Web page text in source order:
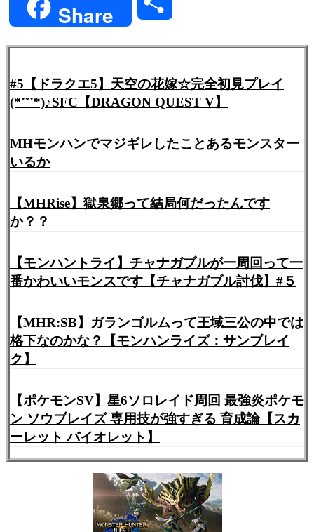
Share
#5【ドラクエ5】天空の花嫁☆完全初見プレイ
(*˙˘˙*)♪SFC【DRAGON QUEST V】
MHモンハンでマジギレしたことあるモンスター
いるか
【MHRise】獄泉郷って結局何だったんです
か？？
【モンハントライ】チャナガブルが一周回って一
番かわいいモンスです【チャナガブル討伐】#５
【MHR:SB】ガランゴルムって王域三公の中では
格下なのかな？【モンハンライズ：サンブレイ
ク】
【ポケモンSV】星6ソロレイド周回 最強炎ポケモ
ン ソウブレイズ 専用技が強すぎる 育成論【スカ
ーレット バイオレット】